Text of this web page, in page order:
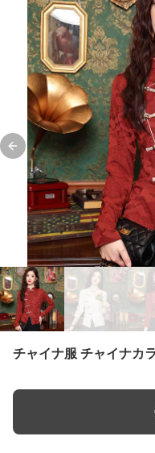
Previous slide
チャイナ服 チャイナカ